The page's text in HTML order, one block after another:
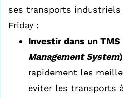
ses transports
Friday :
Investir dans un TMS
Management System
rapidement les
éviter les transports